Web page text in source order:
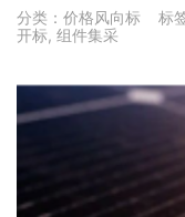
分类： 价格风向标 标
开标, 组件集采